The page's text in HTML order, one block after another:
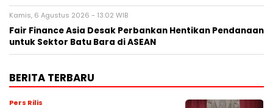
Kamis, 6 Agustus 2026 - 13:02 WIB
Fair Finance Asia Desak Perbankan Hentikan Pendanaan
untuk Sektor Batu Bara di ASEAN
BERITA TERBARU
Pers Rilis